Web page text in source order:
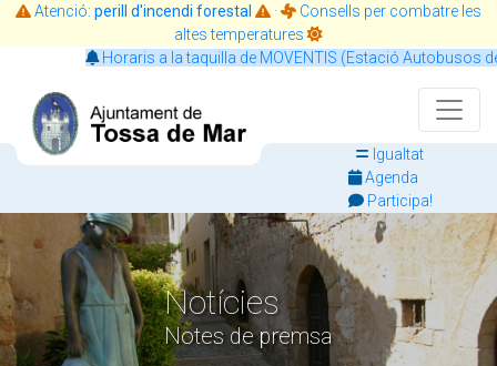
Atenció: perill d'incendi forestal ·
Consells per combatre les
altes temperatures
Horaris a la taquilla de MOVENTIS (Estació Autobusos de
Igualtat
Agenda
Participa!
Notícies
Notes de premsa